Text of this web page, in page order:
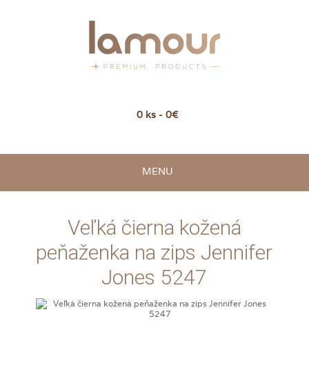
0 ks - 0€
MENU
Veľká čierna kožená
peňaženka na zips Jennifer
Jones 5247